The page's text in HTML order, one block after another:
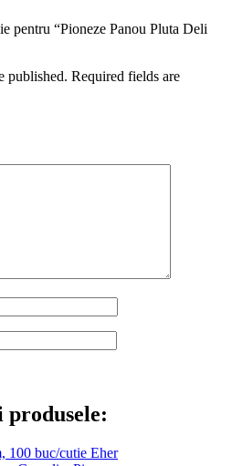
pentru “Pioneze Panou Pluta Deli
published. Required fields are
produsele: